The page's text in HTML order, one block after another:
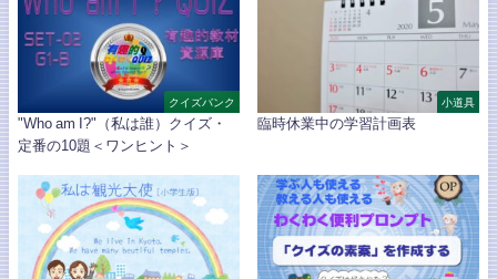
クイズバンク
"Who am I?"（私は誰）クイズ・
定番の10題＜ワンヒント＞
小道具
臨時休業中の学習計画表